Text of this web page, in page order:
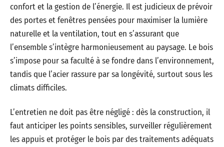
confort et la gestion de l’énergie. Il est judicieux de prévoir
des portes et fenêtres pensées pour maximiser la lumière
naturelle et la ventilation, tout en s’assurant que
l’ensemble s’intègre harmonieusement au paysage. Le bois
s’impose pour sa faculté à se fondre dans l’environnement,
tandis que l’acier rassure par sa longévité, surtout sous les
climats difficiles.
L’entretien ne doit pas être négligé : dès la construction, il
faut anticiper les points sensibles, surveiller régulièrement
les appuis et protéger le bois par des traitements adéquats